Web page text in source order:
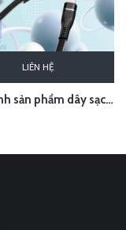
LIÊN HỆ
Chụp ảnh sản phẩm dây sạc Quaker